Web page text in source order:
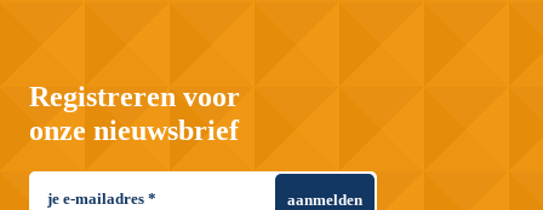
Registreren voor
onze nieuwsbrief
aanmelden